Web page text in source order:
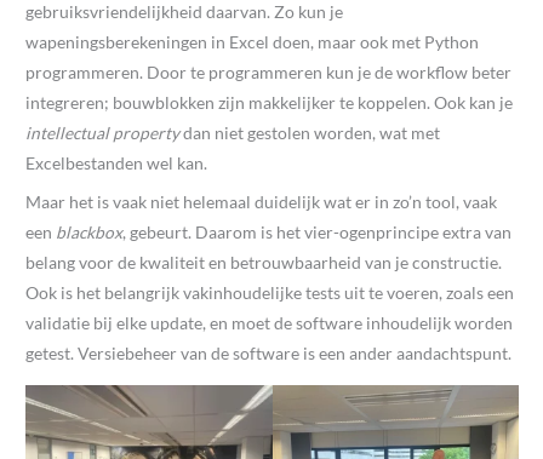
gebruiksvriendelijkheid daarvan. Zo kun je
wapeningsberekeningen in Excel doen, maar ook met Python
programmeren. Door te programmeren kun je de workflow beter
integreren; bouwblokken zijn makkelijker te koppelen. Ook kan je
intellectual propertydan niet gestolen worden, wat met
Excelbestanden wel kan.
Maar het is vaak niet helemaal duidelijk wat er in zo’n tool, vaak
een blackbox, gebeurt. Daarom is het vier-ogenprincipe extra van
belang voor de kwaliteit en betrouwbaarheid van je constructie.
Ook is het belangrijk vakinhoudelijke tests uit te voeren, zoals een
validatie bij elke update, en moet de software inhoudelijk worden
getest. Versiebeheer van de software is een ander aandachtspunt.